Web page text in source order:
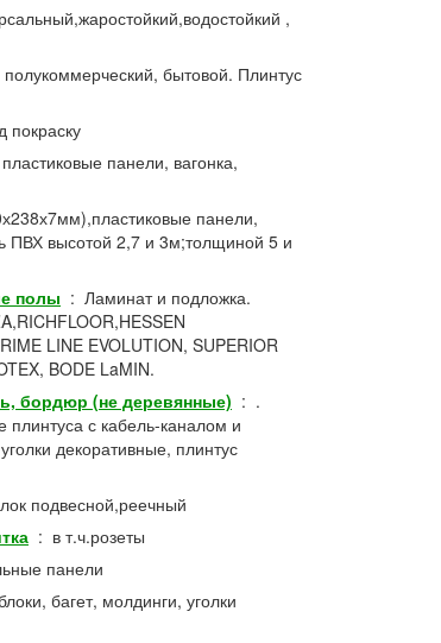
,
бытовой. Плинтус
покраску
пластиковые панели, вагонка,
панели,
ПВХ высотой 2,7 и 3м;толщиной 5 и
полы : Ламинат и подложка.
LINE EVOLUTION, SUPERIOR
BODE LaMIN.
бордюр (не деревянные) : .
с кабель-каналом и
декоративные, плинтус
подвесной,реечный
: в т.ч.розеты
панели
багет, молдинги, уголки